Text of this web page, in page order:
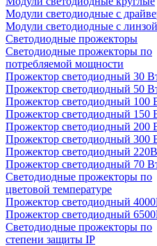
Модули светодиодные с
Модули светодиодные с линзой
Светодиодные прожекторы
Светодиодные прожекторы по
потребляемой мощности
Прожектор светодиодный 30
Прожектор светодиодный 50
Прожектор светодиодный 100
Прожектор светодиодный 150
Прожектор светодиодный 200
Прожектор светодиодный 300
Прожектор светодиодный 220В
Прожектор светодиодный 70
Светодиодные прожекторы по
цветовой температуре
Прожектор светодиодный
Прожектор светодиодный
Светодиодные прожекторы по
степени защиты IP